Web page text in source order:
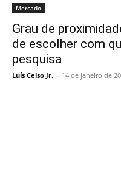
Mercado
Grau de
de escolher com
pesquisa
Luís Celso Jr. - 14 de janeiro de